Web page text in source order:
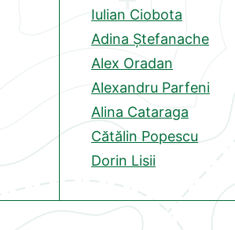
Iulian Ciobota
Adina Ștefanache
Alex Oradan
Alexandru Parfeni
Alina Cataraga
Cătălin Popescu
Dorin Lisii